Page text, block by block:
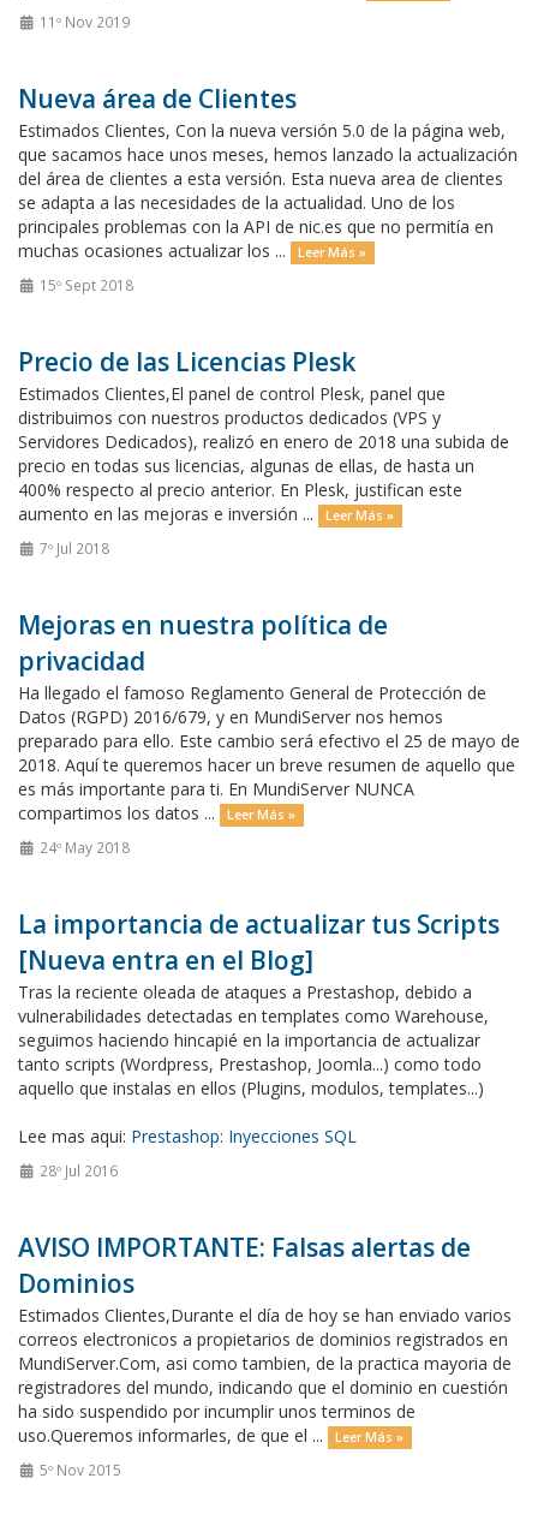
11º Nov 2019
Nueva área de Clientes
Estimados Clientes, Con la nueva versión 5.0 de la página web,
que sacamos hace unos meses, hemos lanzado la actualización
del área de clientes a esta versión. Esta nueva area de clientes
se adapta a las necesidades de la actualidad. Uno de los
principales problemas con la API de nic.es que no permitía en
muchas ocasiones actualizar los ...
Leer Más »
15º Sept 2018
Precio de las Licencias Plesk
Estimados Clientes,El panel de control Plesk, panel que
distribuimos con nuestros productos dedicados (VPS y
Servidores Dedicados), realizó en enero de 2018 una subida de
precio en todas sus licencias, algunas de ellas, de hasta un
400% respecto al precio anterior. En Plesk, justifican este
aumento en las mejoras e inversión ...
Leer Más »
7º Jul 2018
Mejoras en nuestra política de
privacidad
Ha llegado el famoso Reglamento General de Protección de
Datos (RGPD) 2016/679, y en MundiServer nos hemos
preparado para ello. Este cambio será efectivo el 25 de mayo de
2018. Aquí te queremos hacer un breve resumen de aquello que
es más importante para ti. En MundiServer NUNCA
compartimos los datos ...
Leer Más »
24º May 2018
La importancia de actualizar tus Scripts
[Nueva entra en el Blog]
Tras la reciente oleada de ataques a Prestashop, debido a
vulnerabilidades detectadas en templates como Warehouse,
seguimos haciendo hincapié en la importancia de actualizar
tanto scripts (Wordpress, Prestashop, Joomla...) como todo
aquello que instalas en ellos (Plugins, modulos, templates...)
Lee mas aqui: Prestashop: Inyecciones SQL
28º Jul 2016
AVISO IMPORTANTE: Falsas alertas de
Dominios
Estimados Clientes,Durante el día de hoy se han enviado varios
correos electronicos a propietarios de dominios registrados en
MundiServer.Com, asi como tambien, de la practica mayoria de
registradores del mundo, indicando que el dominio en cuestión
ha sido suspendido por incumplir unos terminos de
uso.Queremos informarles, de que el ...
Leer Más »
5º Nov 2015